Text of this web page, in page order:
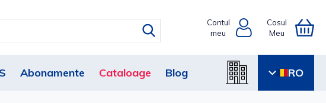
Contul
meu
RO
Cosul
Meu
Abonamente Cataloage Blog